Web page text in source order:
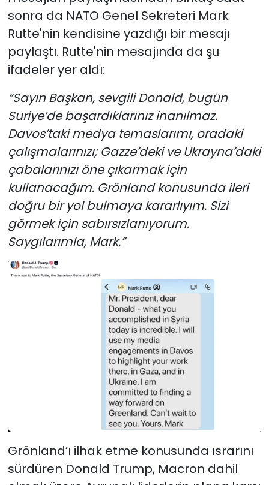
sonra da NATO Genel Sekreteri Mark
Rutte'nin kendisine yazdığı bir mesajı
paylaştı. Rutte'nin mesajında da şu
ifadeler yer aldı:
“Sayın Başkan, sevgili Donald, bugün
Suriye’de başardıklarınız inanılmaz.
Davos’taki medya temaslarımı, oradaki
çalışmalarınızı; Gazze’deki ve Ukrayna’daki
çabalarınızı öne çıkarmak için
kullanacağım. Grönland konusunda ileri
doğru bir yol bulmaya kararlıyım. Sizi
görmek için sabırsızlanıyorum.
Saygılarımla, Mark.”
Grönland’ı ilhak etme konusunda ısrarını
sürdüren Donald Trump, Macron dahil